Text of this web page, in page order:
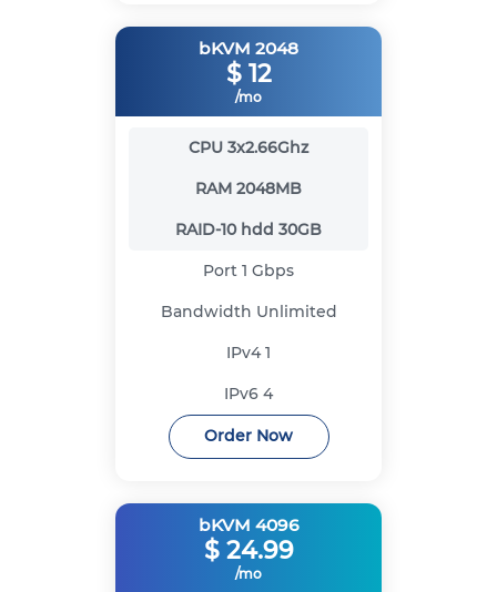
bKVM 2048
$ 12
/mo
CPU 3x2.66Ghz
RAM 2048MB
RAID-10 hdd 30GB
Port 1 Gbps
Bandwidth Unlimited
IPv41
IPv6 4
Order Now
bKVM 4096
$ 24.99
/mo